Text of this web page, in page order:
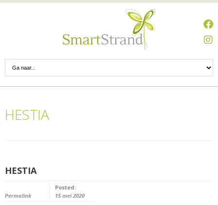
HESTIA
HESTIA
Permalink
Posted:
15 mei 2020